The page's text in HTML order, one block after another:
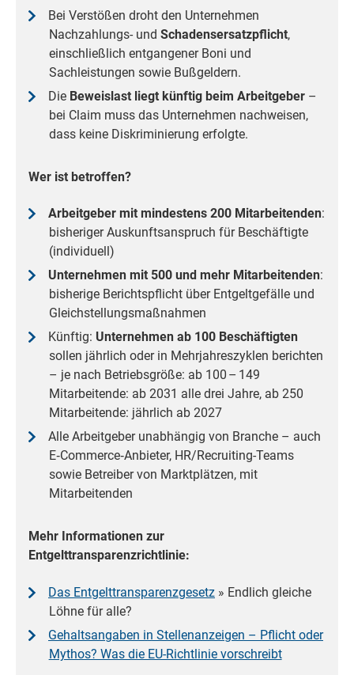
Bei Verstößen droht den Unternehmen
Nachzahlungs- und Schadensersatzpflicht,
einschließlich entgangener Boni und
Sachleistungen sowie Bußgeldern.
Die Beweislast liegt künftig beim Arbeitgeber –
bei Claim muss das Unternehmen nachweisen,
dass keine Diskriminierung erfolgte.
Wer ist betroffen?
Arbeitgeber mit mindestens 200 Mitarbeitenden:
bisheriger Auskunftsanspruch für Beschäftigte
(individuell)
Unternehmen mit 500 und mehr Mitarbeitenden:
bisherige Berichtspflicht über Entgeltgefälle und
Gleichstellungsmaßnahmen
Künftig: Unternehmen ab 100 Beschäftigten
sollen jährlich oder in Mehrjahreszyklen berichten
– je nach Betriebsgröße: ab 100 – 149
Mitarbeitende: ab 2031 alle drei Jahre, ab 250
Mitarbeitende: jährlich ab 2027
Alle Arbeitgeber unabhängig von Branche – auch
E‑Commerce‑Anbieter, HR/Recruiting-Teams
sowie Betreiber von Marktplätzen, mit
Mitarbeitenden
Mehr Informationen zur
Entgelttransparenzrichtlinie:
Das Entgelttransparenzgesetz » Endlich gleiche
Löhne für alle?
Gehaltsangaben in Stellenanzeigen – Pflicht oder
Mythos? Was die EU-Richtlinie vorschreibt